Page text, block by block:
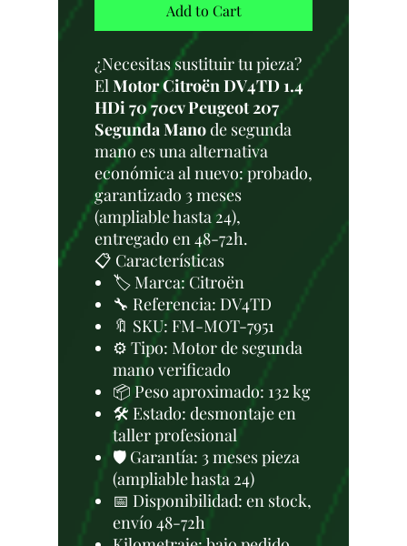
Add to Cart
¿Necesitas sustituir tu pieza?
ElMotor Citroën DV4TD 1.4
HDi 70 70cv Peugeot 207
Segunda Manode segunda
mano es una alternativa
económica al nuevo: probado,
garantizado 3 meses
(ampliable hasta 24),
entregado en 48-72h.
📋 Características
🏷️ Marca: Citroën
🔧 Referencia: DV4TD
🔖 SKU: FM-MOT-7951
⚙️ Tipo: Motor de segunda
mano verificado
📦 Peso aproximado: 132 kg
🛠 Estado: desmontaje en
taller profesional
🛡️ Garantía: 3 meses pieza
(ampliable hasta 24)
📅 Disponibilidad: en stock,
envío 48-72h